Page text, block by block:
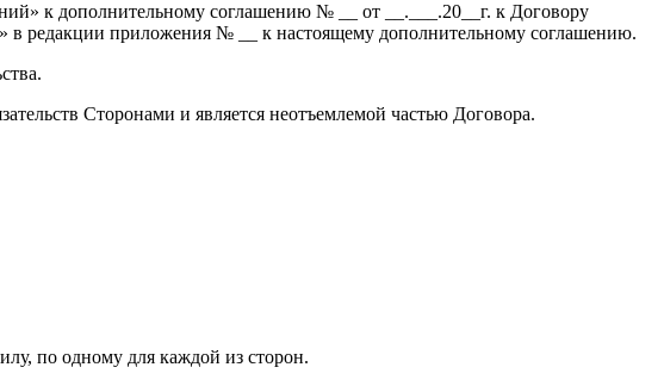
к дополнительному соглашению № __ от __.___.20__г. к Договору
в редакции приложения № __ к настоящему дополнительному соглашению.
Сторонами и является неотъемлемой частью Договора.
по одному для каждой из сторон.